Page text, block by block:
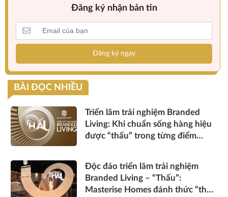
Đăng ký nhận bản tin
Đăng ký ngay
BÀI ĐỌC NHIỀU
Triển lãm trải nghiệm Branded
Living: Khi chuẩn sống hàng hiệu
được “thấu” trong từng điểm
Độc đáo triển lãm trải nghiệm
Branded Living – “Thấu”:
Masterise Homes đánh thức “thấu